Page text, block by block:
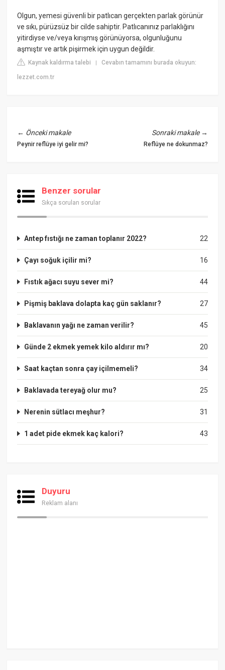
Olgun, yemesi güvenli bir patlıcan gerçekten parlak görünür
ve sıkı, pürüzsüz bir cilde sahiptir. Patlıcanınız parlaklığını
yitirdiyse ve/veya kırışmış görünüyorsa, olgunluğunu
aşmıştır ve artık pişirmek için uygun değildir.
Kaynak kaldırma talebi |Cevabın tamamını burada okuyun:
lezzet.com.tr
← Önceki makale
Peynir reflüye iyi gelir mi?
Sonraki makale→
Reflüye ne dokunmaz?
Benzer sorular
Sıkça sorulan sorular
22
Antep fıstığı ne zaman toplanır 2022?
16
Çayı soğuk içilir mi?
44
Fıstık ağacı suyu sever mi?
27
Pişmiş baklava dolapta kaç gün saklanır?
45
Baklavanın yağı ne zaman verilir?
20
Günde 2 ekmek yemek kilo aldırır mı?
34
Saat kaçtan sonra çay içilmemeli?
25
Baklavada tereyağ olur mu?
31
Nerenin sütlacı meşhur?
43
1 adet pide ekmek kaç kalori?
Duyuru
Reklam alanı